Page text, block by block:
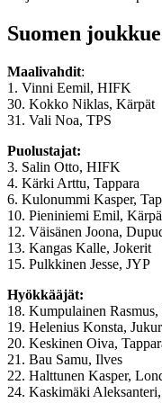
Suomen
Maalivahdit:
1. Vinni Eemil, HIFK
30. Kokko Niklas, Kärpät
31. Vali Noa, TPS
Puolustajat:
3. Salin Otto, HIFK
4. Kärki Arttu, Tappara
6. Kulonummi Kasper,
10. Pieniniemi Emil,
12. Väisänen Joona,
13. Kangas Kalle, Jokerit
15. Pulkkinen Jesse, JYP
Hyökkääjät:
18. Kumpulainen
19. Helenius Konsta,
20. Keskinen Oiva,
21. Bau Samu, Ilves
22. Halttunen Kasper,
24. Kaskimäki